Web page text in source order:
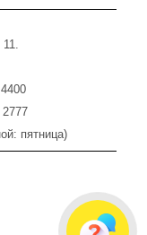
2777
пятница)